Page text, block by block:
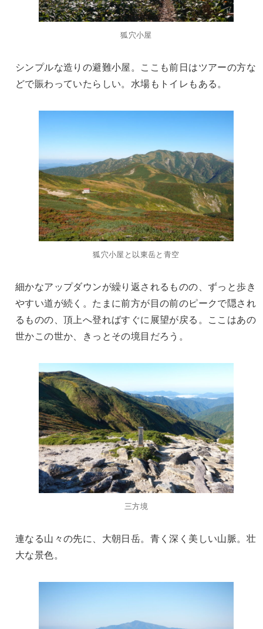
狐穴小屋
シンプルな造りの避難小屋。ここも前日はツアーの方な
どで賑わっていたらしい。水場もトイレもある。
狐穴小屋と以東岳と青空
細かなアップダウンが繰り返されるものの、ずっと歩き
やすい道が続く。たまに前方が目の前のピークで隠され
るものの、頂上へ登ればすぐに展望が戻る。ここはあの
世かこの世か、きっとその境目だろう。
三方境
連なる山々の先に、大朝日岳。青く深く美しい山脈。壮
大な景色。